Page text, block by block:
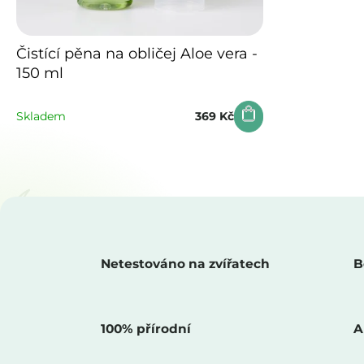
d
u
k
t
o
d
u
k
Čistící pěna na obličej Aloe vera -
150 ml
Skladem 369 Kč
Netestováno na zvířatech
100% přírodní